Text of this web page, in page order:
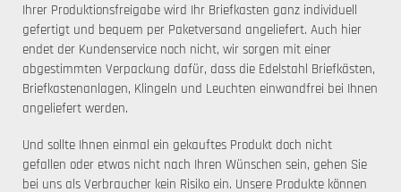
Ihrer Produktionsfreigabe wird Ihr Briefkasten ganz individuell
gefertigt und bequem per Paketversand angeliefert. Auch hier
endet der Kundenservice noch nicht, wir sorgen mit einer
abgestimmten Verpackung dafür, dass die Edelstahl Briefkästen,
Briefkastenanlagen, Klingeln und Leuchten einwandfrei bei Ihnen
angeliefert werden.
Und sollte Ihnen einmal ein gekauftes Produkt doch nicht
gefallen oder etwas nicht nach Ihren Wünschen sein, gehen Sie
bei uns als Verbraucher kein Risiko ein. Unsere Produkte können